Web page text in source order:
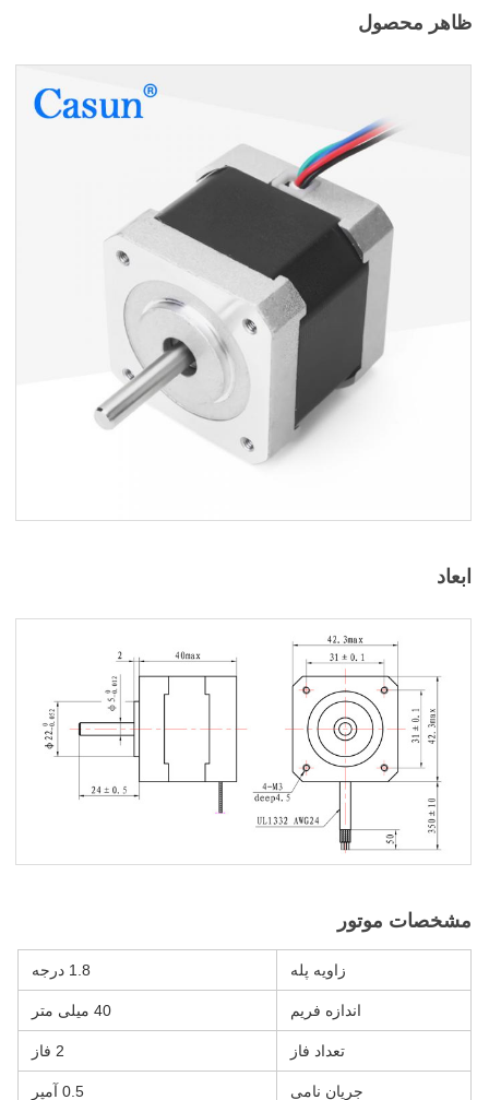
ظاهر محصول
ابعاد
مشخصات موتور
زاویه پله 1.8 درجه
اندازه فریم 40 میلی متر
تعداد فاز
جریان نامی 0.5 آمپر